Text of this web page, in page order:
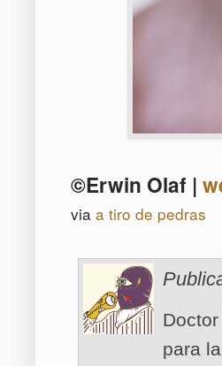
©Erwin Olaf |
via a tiro de pedras
para